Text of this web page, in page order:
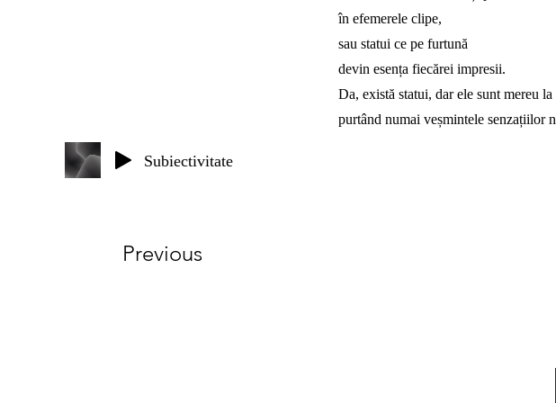
în efemerele clipe,
sau statui ce pe furtună
devin esența fiecărei impresii.
Da, există statui, dar ele sunt mereu la
purtând numai veșmintele senzațiilor
Subiectivitate
Previous